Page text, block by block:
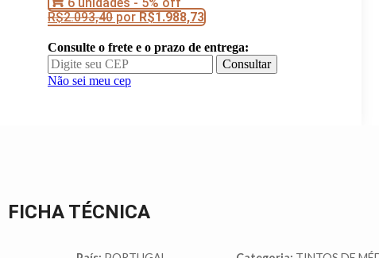
750Ml
quantidade
R$2.093,40porR$1.988,73
Consulte o frete e o prazo de entrega:
Consultar
Não sei meu cep
FICHA TÉCNICA